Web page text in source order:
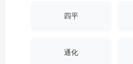
四平
通化